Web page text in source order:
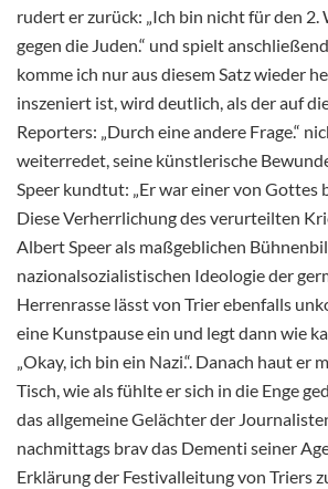
rudert er zurück: „Ich bin nicht für den
gegen die Juden.“ und spielt
komme ich nur aus diesem Satz wieder
inszeniert ist, wird deutlich, als der auf
Reporters: „Durch eine andere Frage.“
weiterredet, seine künstlerische
Speer kundtut: „Er war einer von Gottes
Diese Verherrlichung des verurteilten
Albert Speer als maßgeblichen
nazionalsozialistischen Ideologie der
Herrenrasse lässt von Trier ebenfalls
eine Kunstpause ein und legt dann wie
„Okay, ich bin ein Nazi.“. Danach haut er
Tisch, wie als fühlte er sich in die Enge
das allgemeine Gelächter der
nachmittags brav das Dementi seiner
Erklärung der Festivalleitung von Triers